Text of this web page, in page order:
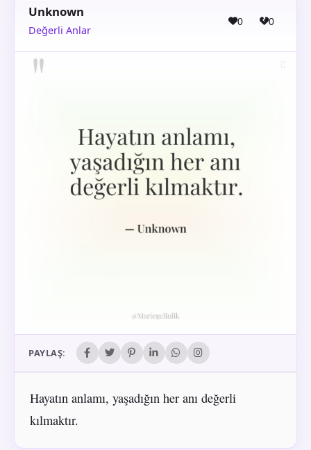
Unknown
Değerli Anlar
0 0
PAYLAŞ:
Hayatın anlamı, yaşadığın her anı değerli
kılmaktır.